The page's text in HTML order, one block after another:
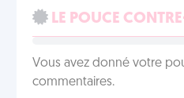
LE POUCE
Vous avez donné votre
commentaires.